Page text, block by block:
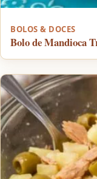
BOLOS & DOCES
Bolo de Mandioca